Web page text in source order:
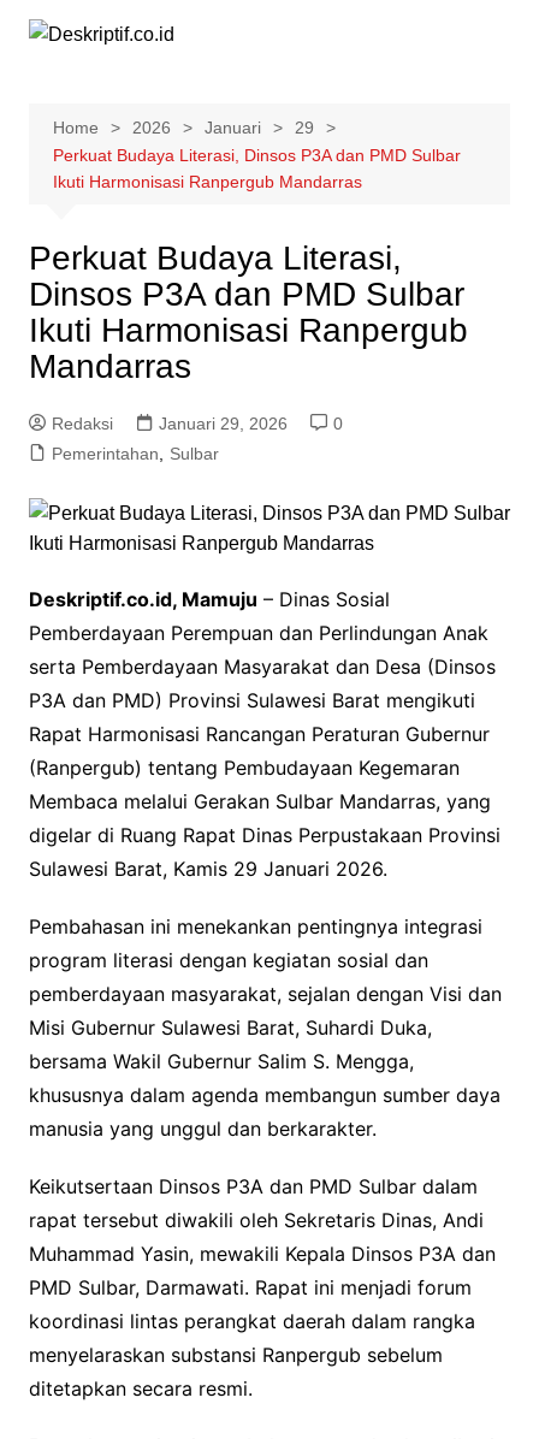
Home 2026 Januari
29
Perkuat Budaya Literasi, Dinsos P3A dan PMD Sulbar
Ikuti Harmonisasi Ranpergub Mandarras
Perkuat Budaya Literasi,
Dinsos P3A dan PMD Sulbar
Ikuti Harmonisasi Ranpergub
Mandarras
Redaksi Januari 29, 2026
0
Pemerintahan, Sulbar
Deskriptif.co.id, Mamuju – Dinas Sosial
Pemberdayaan Perempuan dan Perlindungan Anak
serta Pemberdayaan Masyarakat dan Desa (Dinsos
P3A dan PMD) Provinsi Sulawesi Barat mengikuti
Rapat Harmonisasi Rancangan Peraturan Gubernur
(Ranpergub) tentang Pembudayaan Kegemaran
Membaca melalui Gerakan Sulbar Mandarras, yang
digelar di Ruang Rapat Dinas Perpustakaan Provinsi
Sulawesi Barat, Kamis 29 Januari 2026.
Pembahasan ini menekankan pentingnya integrasi
program literasi dengan kegiatan sosial dan
pemberdayaan masyarakat, sejalan dengan Visi dan
Misi Gubernur Sulawesi Barat, Suhardi Duka,
bersama Wakil Gubernur Salim S. Mengga,
khususnya dalam agenda membangun sumber daya
manusia yang unggul dan berkarakter.
Keikutsertaan Dinsos P3A dan PMD Sulbar dalam
rapat tersebut diwakili oleh Sekretaris Dinas, Andi
Muhammad Yasin, mewakili Kepala Dinsos P3A dan
PMD Sulbar, Darmawati. Rapat ini menjadi forum
koordinasi lintas perangkat daerah dalam rangka
menyelaraskan substansi Ranpergub sebelum
ditetapkan secara resmi.